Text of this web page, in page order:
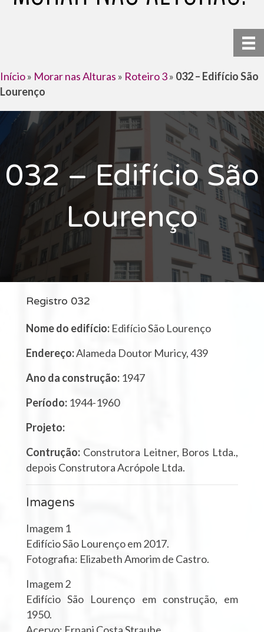
Início» Morar nas Alturas » Roteiro 3» 032 – Edifício São
Lourenço
032 – Edifício São
Lourenço
Registro 032
Nome do edifício: Edifício São Lourenço
Endereço:Alameda Doutor Muricy, 439
Ano da construção: 1947
Período: 1944-1960
Projeto:
Contrução: Construtora Leitner, Boros Ltda.,
depois Construtora Acrópole Ltda.
Imagens
Imagem 1
Edifício São Lourenço em 2017.
Fotografia: Elizabeth Amorim de Castro.
Imagem 2
Edifício São Lourenço em construção, em
1950.